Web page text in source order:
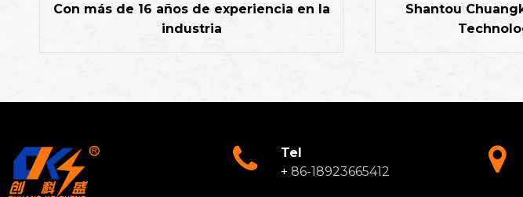
Con más de 16 años de experiencia en la
industria
Shantou
Tel
+86-18923665412